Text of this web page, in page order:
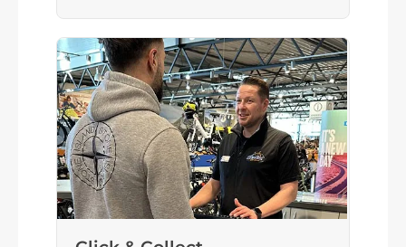
KMC B1
Rücklicht
Fuxon R-20, LED mit Standlicht
Vorderrad Nabe
Shimano Nexus SG-C3001